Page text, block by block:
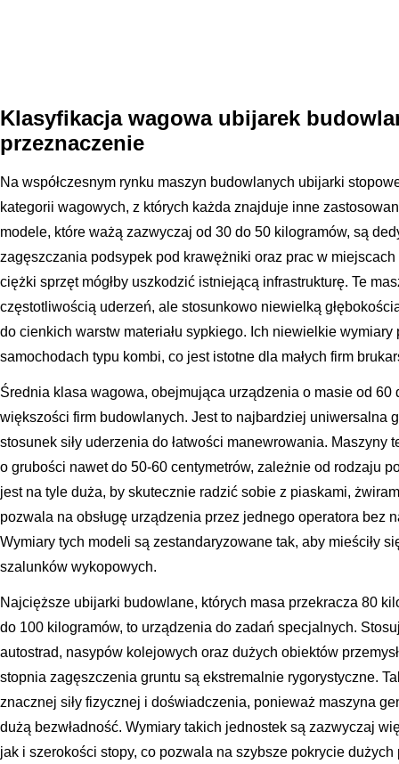
Klasyfikacja wagowa ubijarek
przeznaczenie
Na współczesnym rynku maszyn budowlanych ubijarki
kategorii wagowych, z których każda znajduje inne
modele, które ważą zazwyczaj od 30 do 50 kilogramów, są
zagęszczania podsypek pod krawężniki oraz prac w
ciężki sprzęt mógłby uszkodzić istniejącą infrastrukturę. Te
częstotliwością uderzeń, ale stosunkowo niewielką
do cienkich warstw materiału sypkiego. Ich niewielkie wymiary
samochodach typu kombi, co jest istotne dla małych firm
Średnia klasa wagowa, obejmująca urządzenia o masie od 60
większości firm budowlanych. Jest to najbardziej uniwersalna
stosunek siły uderzenia do łatwości manewrowania. Maszyny
o grubości nawet do 50-60 centymetrów, zależnie od rodzaju
jest na tyle duża, by skutecznie radzić sobie z piaskami,
pozwala na obsługę urządzenia przez jednego operatora bez
Wymiary tych modeli są zestandaryzowane tak, aby mieściły
szalunków wykopowych.
Najcięższe ubijarki budowlane, których masa przekracza 80
do 100 kilogramów, to urządzenia do zadań specjalnych.
autostrad, nasypów kolejowych oraz dużych obiektów
stopnia zagęszczenia gruntu są ekstremalnie rygorystyczne.
znacznej siły fizycznej i doświadczenia, ponieważ maszyna
dużą bezwładność. Wymiary takich jednostek są zazwyczaj
jak i szerokości stopy, co pozwala na szybsze pokrycie